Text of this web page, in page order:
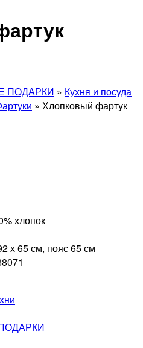
ПОДАРКИ » Кухня и посуда
» Хлопковый фартук
хлопок
х 65 см, пояс 65 см